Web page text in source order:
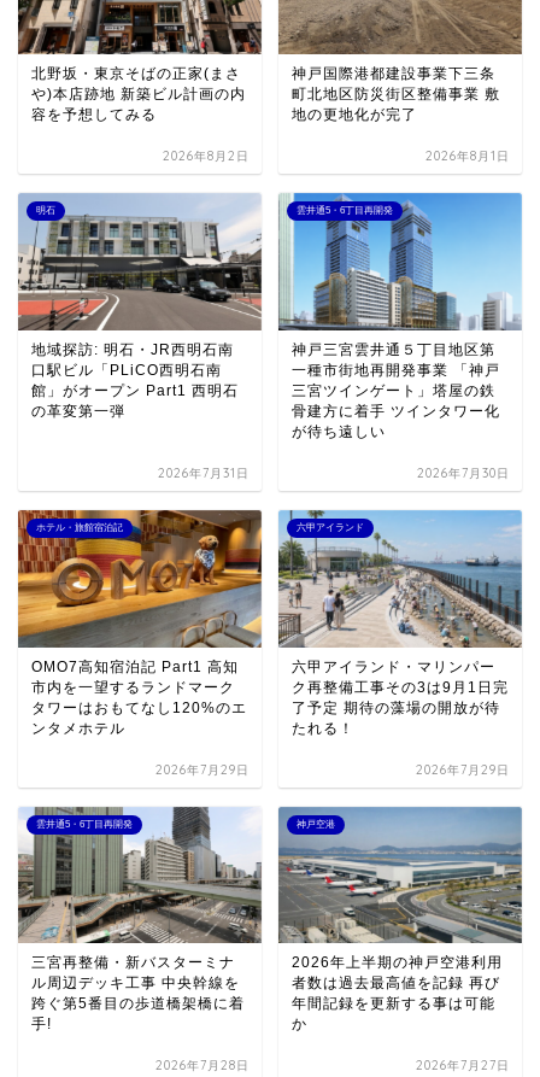
北野坂・東京そばの正家(まさ
や)本店跡地 新築ビル計画の内
容を予想してみる
2026年8月2日
神戸国際港都建設事業下三条
町北地区防災街区整備事業 敷
地の更地化が完了
2026年8月1日
明石
地域探訪: 明石・JR西明石南
口駅ビル「PLiCO西明石南
館」がオープン Part1 西明石
の革変第一弾
2026年7月31日
雲井通5・6丁目再開発
神戸三宮雲井通５丁目地区第
一種市街地再開発事業 「神戸
三宮ツインゲート」塔屋の鉄
骨建方に着手 ツインタワー化
が待ち遠しい
2026年7月30日
ホテル・旅館宿泊記
OMO7高知宿泊記 Part1 高知
市内を一望するランドマーク
タワーはおもてなし120%のエ
ンタメホテル
2026年7月29日
六甲アイランド
六甲アイランド・マリンパー
ク再整備工事その3は9月1日完
了予定 期待の藻場の開放が待
たれる！
2026年7月29日
雲井通5・6丁目再開発
三宮再整備・新バスターミナ
ル周辺デッキ工事 中央幹線を
跨ぐ第5番目の歩道橋架橋に着
手!
2026年7月28日
神戸空港
2026年上半期の神戸空港利用
者数は過去最高値を記録 再び
年間記録を更新する事は可能
か
2026年7月27日